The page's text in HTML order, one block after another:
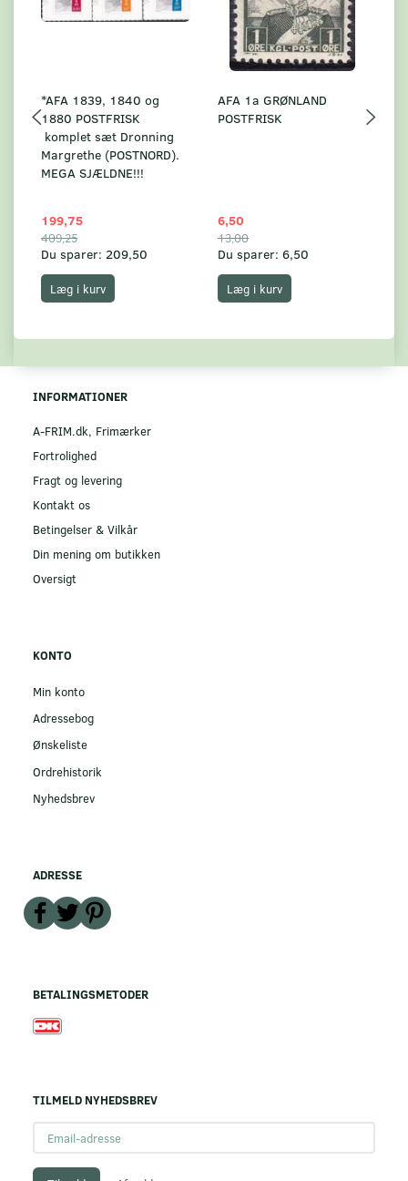
*AFA 1839, 1840 og
1880 POSTFRISK
komplet sæt Dronning
Margrethe (POSTNORD).
MEGA SJÆLDNE!!!
199,75
409,25
Du sparer: 209,50
Læg i kurv
AFA 1a GRØNLAND
POSTFRISK
6,50
13,00
Du sparer: 6,50
Læg i kurv
INFORMATIONER
A-FRIM.dk, Frimærker
Fortrolighed
Fragt og levering
Kontakt os
Betingelser & Vilkår
Din mening om butikken
Oversigt
KONTO
Min konto
Adressebog
Ønskeliste
Ordrehistorik
Nyhedsbrev
ADRESSE
BETALINGSMETODER
TILMELD NYHEDSBREV
adresse